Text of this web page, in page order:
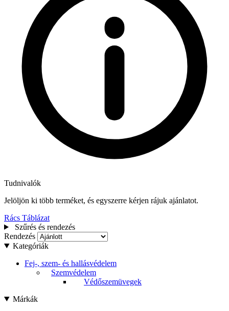
Tudnivalók
Jelöljön ki több terméket, és egyszerre kérjen rájuk ajánlatot.
Rács Táblázat
Szűrés és rendezés
Rendezés
Kategóriák
Fej-, szem- és hallásvédelem
Szemvédelem
Védőszemüvegek
Márkák